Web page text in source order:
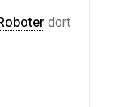
dort